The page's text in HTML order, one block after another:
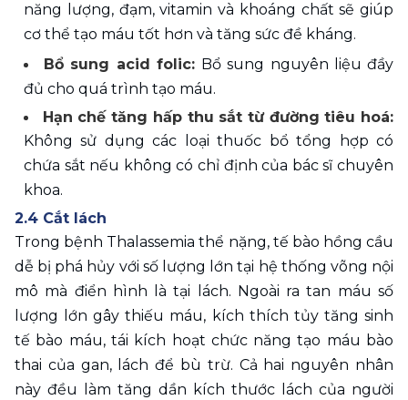
năng lượng, đạm, vitamin và khoáng chất sẽ giúp
cơ thể tạo máu tốt hơn và tăng sức đề kháng.
Bổ sung acid folic: Bổ sung nguyên liệu đầy
đủ cho quá trình tạo máu.
Không sử dụng các loại thuốc bổ tổng hợp có
chứa sắt nếu không có chỉ định của bác sĩ chuyên
khoa.
2.4 Cắt lách
Trong bệnh Thalassemia thể nặng, tế bào hồng cầu
dễ bị phá hủy với số lượng lớn tại hệ thống võng nội
mô mà điển hình là tại lách. Ngoài ra tan máu số
lượng lớn gây thiếu máu, kích thích tủy tăng sinh
tế bào máu, tái kích hoạt chức năng tạo máu bào
thai của gan, lách để bù trừ. Cả hai nguyên nhân
này đều làm tăng dần kích thước lách của người